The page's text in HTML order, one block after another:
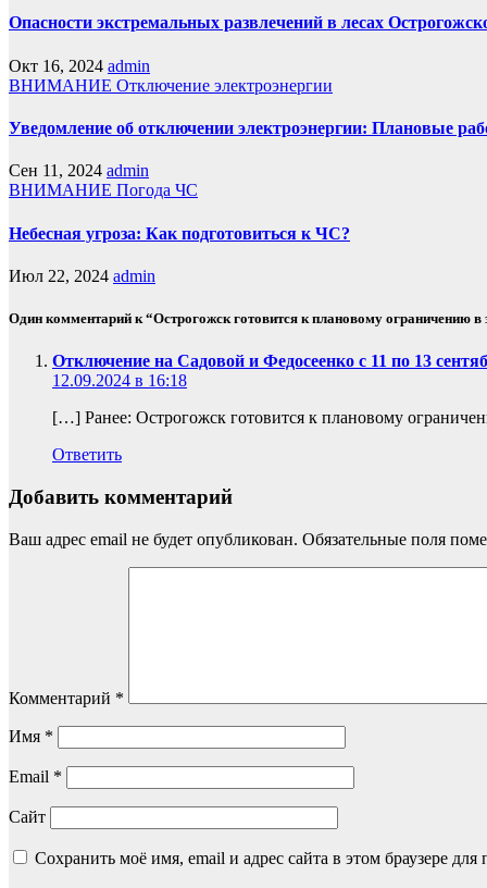
Опасности экстремальных развлечений в лесах
Окт 16, 2024 admin
ВНИМАНИЕ Отключение электроэнергии
Уведомление об отключении электроэнергии: Плановые
Сен 11, 2024 admin
ВНИМАНИЕ Погода ЧС
Небесная угроза: Как подготовиться к ЧС?
Июл 22, 2024 admin
Один комментарий к “Острогожск готовится к плановому ограничению
Отключение на Садовой и Федосеенко с 11 по 13
12.09.2024 в 16:18
[…] Ранее: Острогожск готовится к плановому
Ответить
Добавить комментарий
Ваш адрес email не будет опубликован. Обязательные поля
Комментарий *
Имя *
Email *
Сайт
Сохранить моё имя, email и адрес сайта в этом браузере